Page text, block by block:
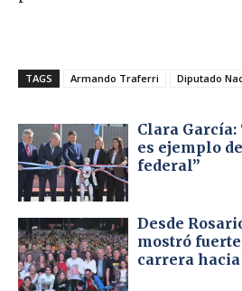
TAGS Armando Traferri Diputado
Clara García:
es ejemplo
federal”
Desde
mostró
carrera hacia